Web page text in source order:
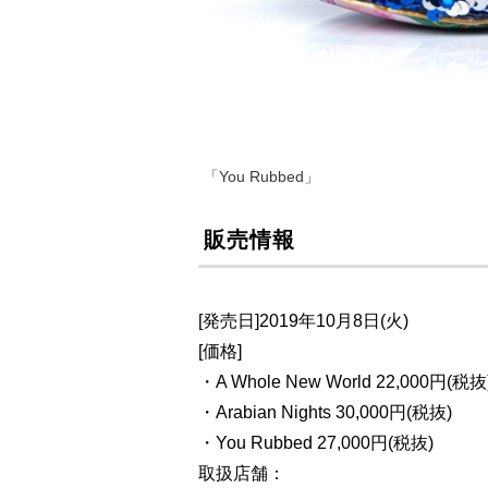
「You Rubbed」
販売情報
[発売日]2019年10月8日(火)
[価格]
・A Whole New World 22,000円(税
・Arabian Nights 30,000円(税抜)
・You Rubbed 27,000円(税抜)
取扱店舗：